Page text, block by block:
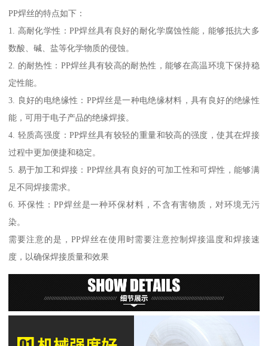
PP焊丝的特点如下：
1. 高耐化学性：PP焊丝具有良好的耐化学腐蚀性能，能够抵抗大多
数酸、碱、盐等化学物质的侵蚀。
2. 的耐热性：PP焊丝具有较高的耐热性，能够在高温环境下保持稳
定性能。
3. 良好的电绝缘性：PP焊丝是一种电绝缘材料，具有良好的绝缘性
能，可用于电子产品的绝缘焊接。
4. 轻质高强度：PP焊丝具有较轻的重量和较高的强度，使其在焊接
过程中更加便捷和稳定。
5. 易于加工和焊接：PP焊丝具有良好的可加工性和可焊性，能够满
足不同焊接需求。
6. 环保性：PP焊丝是一种环保材料，不含有害物质，对环境无污
染。
需要注意的是，PP焊丝在使用时需要注意控制焊接温度和焊接速
度，以确保焊接质量和效果